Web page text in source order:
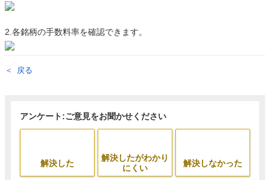
2.各銘柄の手数料率を確認できます。
戻る
アンケート:ご意見をお聞かせください
解決した
解決したがわかり
にくい
解決しなかった